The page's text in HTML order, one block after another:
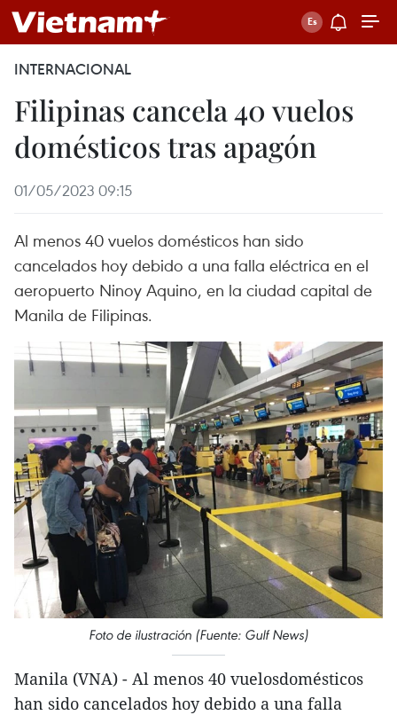
INTERNACIONAL
Filipinas cancela 40 vuelos
domésticos tras apagón
01/05/2023 09:15
Al menos 40 vuelos domésticos han sido
cancelados hoy debido a una falla eléctrica en el
aeropuerto Ninoy Aquino, en la ciudad capital de
Manila de Filipinas.
Foto de ilustración (Fuente: Gulf News)
Manila (VNA) - Al menos 40 vuelosdomésticos
han sido cancelados hoy debido a una falla